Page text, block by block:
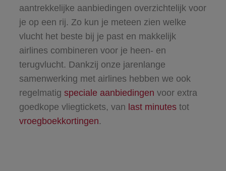
aantrekkelijke aanbiedingen overzichtelijk voor
je op een rij. Zo kun je meteen zien welke
vlucht het beste bij je past en makkelijk
airlines combineren voor je heen- en
terugvlucht. Dankzij onze jarenlange
samenwerking met airlines hebben we ook
regelmatig speciale aanbiedingen voor extra
goedkope vliegtickets, van last minutestot
vroegboekkortingen.